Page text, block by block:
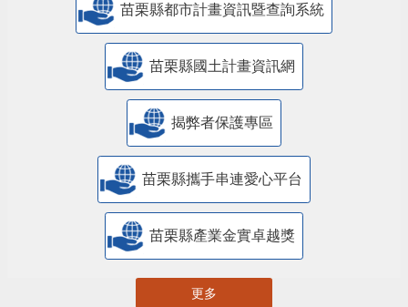
苗栗縣都市計畫資訊暨查詢系統
苗栗縣國土計畫資訊網
揭弊者保護專區
苗栗縣攜手串連愛心平台
苗栗縣產業金實卓越獎
更多